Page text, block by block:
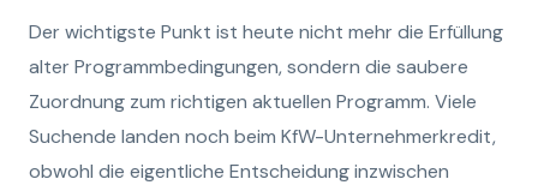
Der wichtigste Punkt ist heute nicht mehr die Erfüllung
alter Programmbedingungen, sondern die saubere
Zuordnung zum richtigen aktuellen Programm. Viele
Suchende landen noch beim KfW-Unternehmerkredit,
obwohl die eigentliche Entscheidung inzwischen